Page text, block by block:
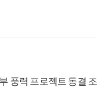
풍력 프로젝트 동결